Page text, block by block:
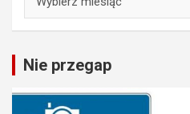
Nie przegap